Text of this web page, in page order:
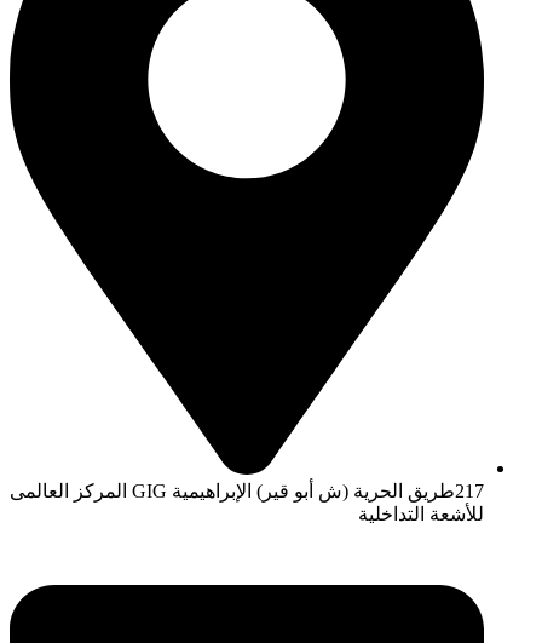
217طريق الحرية (ش أبو قير) الإبراهيمية GIG المركز العالمى
للأشعة التداخلية